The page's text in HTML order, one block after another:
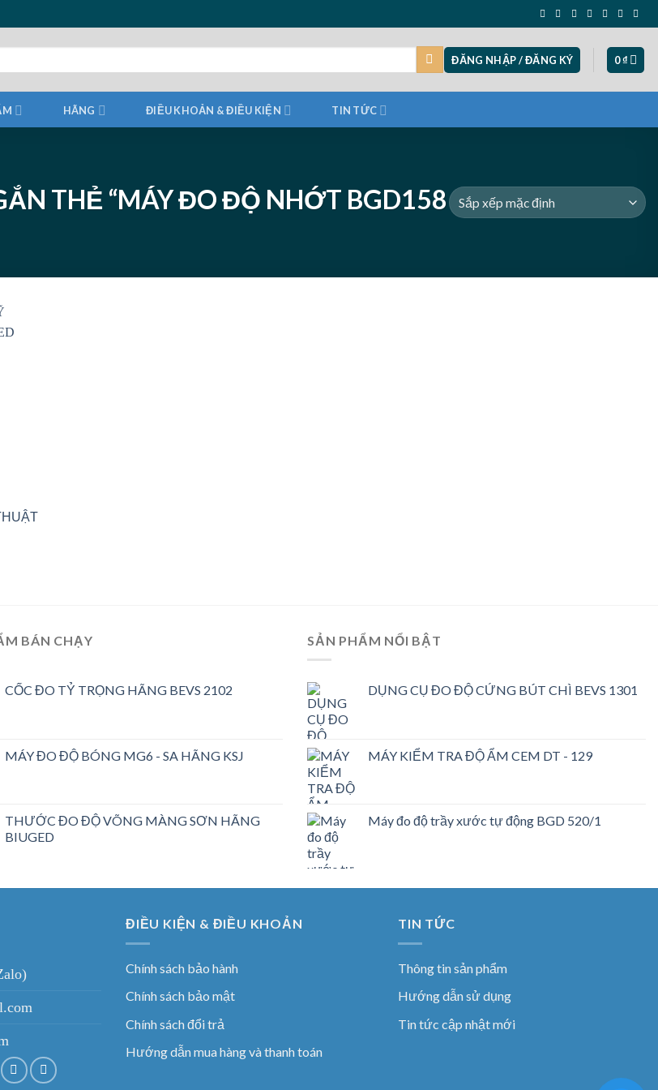
ĐĂNG NHẬP / ĐĂNG KÝ 0₫
HÃNG ĐIỀU KHOẢN & ĐIỀU KIỆN TIN TỨC
THẺ “MÁY ĐO ĐỘ NHỚT BGD158
BÁN CHẠY
CỐC ĐO TỶ TRỌNG HÃNG BEVS 2102
MÁY ĐO ĐỘ BÓNG MG6 - SA HÃNG KSJ
THƯỚC ĐO ĐỘ VÕNG MÀNG SƠN HÃNG
BIUGED
SẢN PHẨM NỔI BẬT
DỤNG CỤ ĐO ĐỘ CỨNG BÚT CHÌ BEVS 1301
MÁY KIỂM TRA ĐỘ ẨM CEM DT - 129
Máy đo độ trầy xước tự động BGD 520/1
ĐIỀU KIỆN & ĐIỀU KHOẢN
Chính sách bảo hành
Chính sách bảo mật
Chính sách đổi trả
Hướng dẫn mua hàng và thanh toán
TIN TỨC
Thông tin sản phẩm
Hướng dẫn sử dụng
Tin tức cập nhật mới